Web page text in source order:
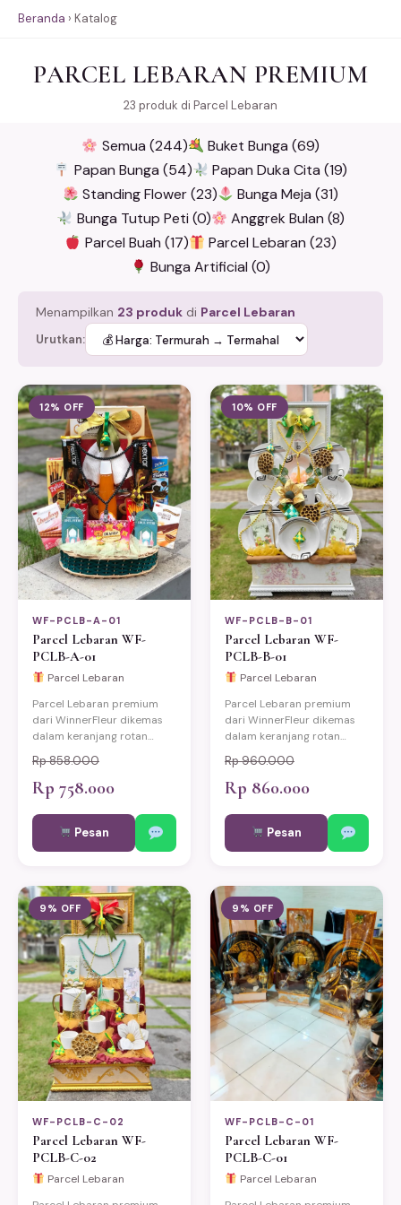
Beranda › Katalog
PARCEL LEBARAN PREMIUM
23 produk di Parcel Lebaran
Semua (244)
Buket Bunga (69)
Papan Bunga (54)
Papan Duka Cita (19)
Standing Flower (23)
Bunga Meja (31)
Bunga Tutup Peti (0)
Anggrek Bulan (8)
Parcel Buah (17)
Parcel Lebaran (23)
Bunga Artificial (0)
Menampilkan 23 produk di Parcel Lebaran
Urutkan:
12% OFF
WF-PCLB-A-01
Parcel Lebaran WF-
PCLB-A-01
Parcel Lebaran
Parcel Lebaran premium
dari WinnerFleur dikemas
dalam keranjang rotan
produk pilihan berkualitas.
Cocok untuk hadiah Idul
Fitri keluarga, relasi kantor,
dan mitra bisnis. Bisa
custom sesuai kebutuhan.
Pengiriman same-day ke
Rp 858.000
Rp 758.000
Pesan
10% OFF
WF-PCLB-B-01
Parcel Lebaran WF-
PCLB-B-01
Parcel Lebaran
Parcel Lebaran premium
dari WinnerFleur dikemas
dalam keranjang rotan
produk pilihan berkualitas.
Cocok untuk hadiah Idul
Fitri keluarga, relasi kantor,
dan mitra bisnis. Bisa
custom sesuai kebutuhan.
Pengiriman same-day ke
Rp 960.000
Rp 860.000
Pesan
9% OFF
WF-PCLB-C-02
Parcel Lebaran WF-
PCLB-C-02
Parcel Lebaran
9% OFF
WF-PCLB-C-01
Parcel Lebaran WF-
PCLB-C-01
Parcel Lebaran